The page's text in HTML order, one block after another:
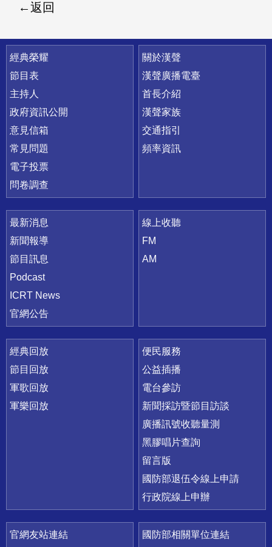
返回
快速連結
經典榮耀
節目表
主持人
政府資訊公開
意見信箱
常見問題
電子投票
問卷調查
關於漢聲
漢聲廣播電臺
首長介紹
漢聲家族
交通指引
頻率資訊
最新消息
新聞報導
節目訊息
Podcast
ICRT News
官網公告
線上收聽
FM
AM
經典回放
節目回放
軍歌回放
軍樂回放
便民服務
公益插播
電台參訪
新聞採訪暨節目訪談
廣播訊號收聽量測
黑膠唱片查詢
留言版
國防部退伍令線上申請
行政院線上申辦
官網友站連結
國防部相關單位連結